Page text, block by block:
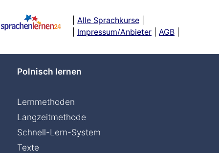
Alle Sprachkurse
Impressum/Anbieter AGB
Polnisch lernen
Lernmethoden
Langzeitmethode
Schnell-Lern-System
Texte